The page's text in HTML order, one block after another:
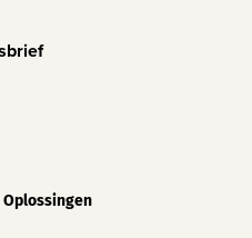
Oplossingen